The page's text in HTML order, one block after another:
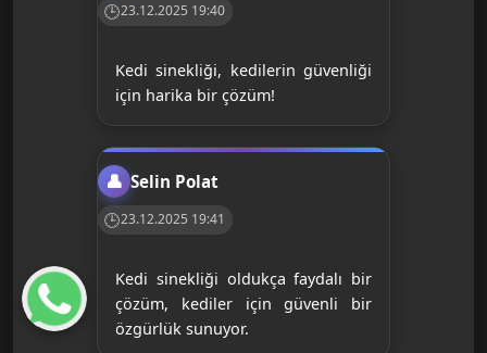
23.12.2025 19:40
Kedi sinekliği, kedilerin güvenliği
için harika bir çözüm!
Selin Polat
23.12.2025 19:41
Kedi sinekliği oldukça faydalı bir
çözüm, kediler için güvenli bir
özgürlük sunuyor.